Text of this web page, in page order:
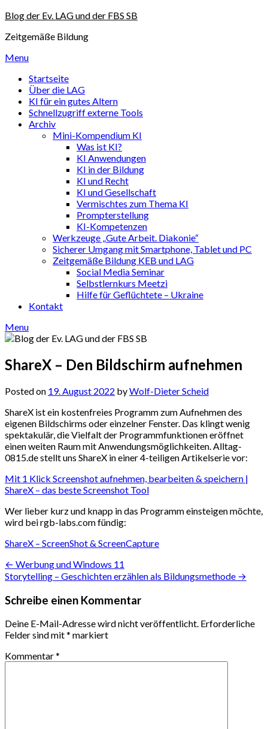
Skip
content
Blog der Ev. LAG und der FBS SB
Zeitgemäße Bildung
Menu
Startseite
Über die LAG
KI für ein gutes Altern
Schnellzugriff externe Tools
Archiv
Mini-Kompendium KI
Was ist KI?
KI Anwendungen
KI in der Bildung
KI und Recht
KI und Gesellschaft
Vermischtes zum Thema KI
Prompterstellung
KI-Kompetenzen
Werkzeuge „Gute Arbeit. Diakonie“
Sicherer Umgang mit Smartphone, Tablet und PC
Zeitgemäße Bildung KEB und LAG
Social Media Seminar
Selbstlernkurs Meetzi
Hilfe für Geflüchtete – Ukraine
Kontakt
Menu
ShareX – Den Bildschirm aufnehmen
Posted on 19. August 2022 byWolf-Dieter Scheid
ShareX ist ein kostenfreies Programm zum Aufnehmen des
eigenen Bildschirms oder einzelner Fenster. Das klingt wenig
spektakulär, die Vielfalt der Programmfunktionen eröffnet
einen weiten Raum mit Anwendungsmöglichkeiten. Alltag-
0815.de stellt uns ShareX in einer 4-teiligen Artikelserie vor:
Mit 1 Klick Screenshot aufnehmen, bearbeiten & speichern |
ShareX – das beste Screenshot Tool
Wer lieber kurz und knapp in das Programm einsteigen möchte,
wird bei rgb-labs.com fündig:
ShareX – ScreenShot & ScreenCapture
Beitragsnavigation
← Werbung und Windows 11
Storytelling – Geschichten erzählen als Bildungsmethode →
Schreibe einen Kommentar
Deine E-Mail-Adresse wird nicht veröffentlicht. Erforderliche
Felder sind mit* markiert
Kommentar*